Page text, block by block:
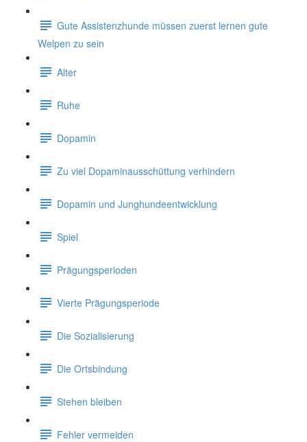
Gute Assistenzhunde müssen zuerst lernen gute
Welpen zu sein
Alter
Ruhe
Dopamin
Zu viel Dopaminausschüttung verhindern
Dopamin und Junghundeentwicklung
Spiel
Prägungsperioden
Vierte Prägungsperiode
Die Sozialisierung
Die Ortsbindung
Stehen bleiben
Fehler vermeiden